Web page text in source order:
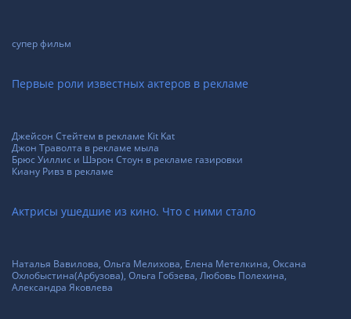
супер фильм
Первые роли известных актеров в рекламе
Джейсон Стейтем в рекламе Кit Kat
Джон Траволта в рекламе мыла
Брюс Уиллис и Шэрон Стоун в рекламе газировки
Киану Ривз в рекламе
Актрисы ушедшие из кино. Что с ними стало
Наталья Вавилова, Ольга Мелихова, Елена Метелкина, Оксана
Охлобыстина(Арбузова), Ольга Гобзева, Любовь Полехина,
Александра Яковлева